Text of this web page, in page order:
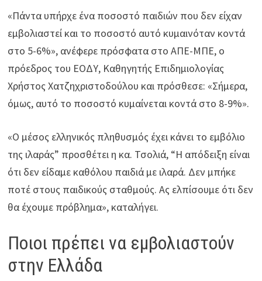
«Πάντα υπήρχε ένα ποσοστό παιδιών που δεν είχαν
εμβολιαστεί και το ποσοστό αυτό κυμαινόταν κοντά
στο 5-6%», ανέφερε πρόσφατα στο ΑΠΕ-ΜΠΕ, ο
πρόεδρος του ΕΟΔΥ, Καθηγητής Επιδημιολογίας
Χρήστος Χατζηχριστοδούλου και πρόσθεσε: «Σήμερα,
όμως, αυτό το ποσοστό κυμαίνεται κοντά στο 8-9%».
«Ο μέσος ελληνικός πληθυσμός έχει κάνει το εμβόλιο
της ιλαράς” προσθέτει η κα. Τσολιά, “Η απόδειξη είναι
ότι δεν είδαμε καθόλου παιδιά με ιλαρά. Δεν μπήκε
ποτέ στους παιδικούς σταθμούς. Ας ελπίσουμε ότι δεν
θα έχουμε πρόβλημα», καταλήγει.
Ποιοι πρέπει να εμβολιαστούν
στην Ελλάδα